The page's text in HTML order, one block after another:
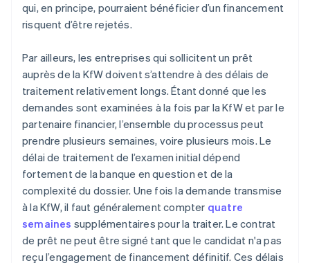
qui, en principe, pourraient bénéficier d’un financement
risquent d’être rejetés.
Par ailleurs, les entreprises qui sollicitent un prêt
auprès de la KfW doivent s’attendre à des délais de
traitement relativement longs. Étant donné que les
demandes sont examinées à la fois par la KfW et par le
partenaire financier, l’ensemble du processus peut
prendre plusieurs semaines, voire plusieurs mois. Le
délai de traitement de l’examen initial dépend
fortement de la banque en question et de la
complexité du dossier. Une fois la demande transmise
à la KfW, il faut généralement compter quatre
semaines supplémentaires pour la traiter. Le contrat
de prêt ne peut être signé tant que le candidat n'a pas
reçu l’engagement de financement définitif. Ces délais